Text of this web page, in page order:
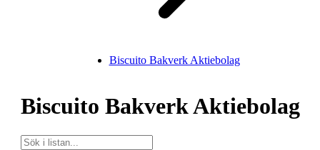
Biscuito Bakverk Aktiebolag
Biscuito Bakverk Aktiebolag